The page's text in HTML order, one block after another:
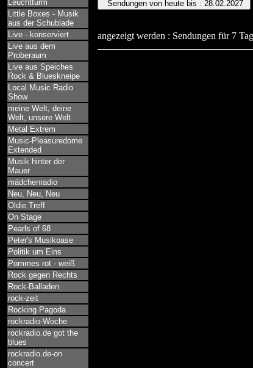
Leuchtturm
Little Boxes - Musik
aus der Schublade
Live - konserviert
Live aus dem
Proberaum
Live aus Speiches
Rock & Blueskneipe
Local Music Radio
Show
meine Welt, deine
Welt, unsere Welt
Metal Extrem
Music-Pleasuredome
Extended
Musik hinter der
Mauer
mädchenradio
Neu, Neu, Neu
Oldie Treff
On Stage
Pearls of 68
Peter's Musikoase
Politik um Eins
Pommes rot - weiß
Rock gegen Rechts
Rock-Balladen
rock-zeit
Rocking Pagoda
rockradio-Woche
rockradio.de got the
blues
rockradio.de-on
concert
angezeigt werden : Sendungen für 7